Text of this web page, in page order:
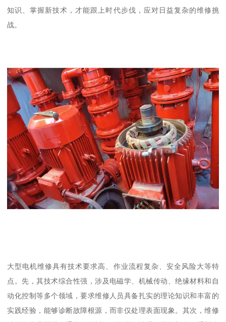
知识、掌握新技术，才能跟上时代步伐，应对日益复杂的维修挑
战。
大型电机维修具有技术要求高、作业流程复杂、安全风险大等特
点。先，其技术综合性强，涉及电磁学、机械传动、绝缘材料和自
动化控制等多个领域，要求维修人员具备扎实的理论知识和丰富的
实践经验，能够诊断故障根源，而非仅处理表面现象。其次，维修